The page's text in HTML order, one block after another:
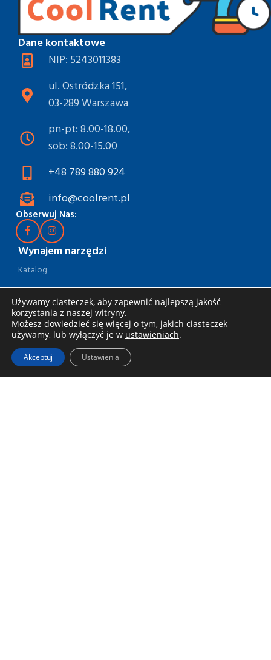
Dane kontaktowe
NIP: 5243011383
ul. Ostródzka 151,
03-289 Warszawa
pn-pt: 8.00-18.00,
sob: 8.00-15.00
+48 789 880 924
info@coolrent.pl
Obserwuj Nas:
Wynajem narzędzi
Katalog
Rabaty i akcje
Jak wynająć
Dostawa i odbiór
Zasady wynajmu
Używamy ciasteczek, aby zapewnić najlepszą jakość
korzystania z naszej witryny.
Możesz dowiedzieć się więcej o tym, jakich ciasteczek
używamy, lub wyłączyć je w ustawieniach.
Akceptuj Ustawienia